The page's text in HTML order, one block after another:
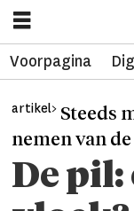
Voorpagina
artikel> Steeds
nemen van
De pil: